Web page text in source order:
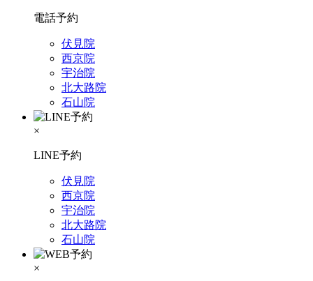
電話予約
伏見院
西京院
宇治院
北大路院
石山院
×
LINE予約
伏見院
西京院
宇治院
北大路院
石山院
×